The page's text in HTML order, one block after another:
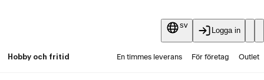
sv
Logga in
Hobby och fritid En timmes leverans För företag Outlet